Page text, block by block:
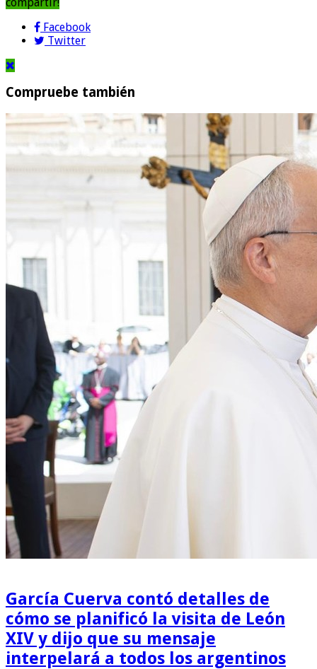
Facebook
Twitter
Compruebe también
García Cuerva contó detalles de
cómo se planificó la visita de León
XIV y dijo que su mensaje
interpelará a todos los argentinos